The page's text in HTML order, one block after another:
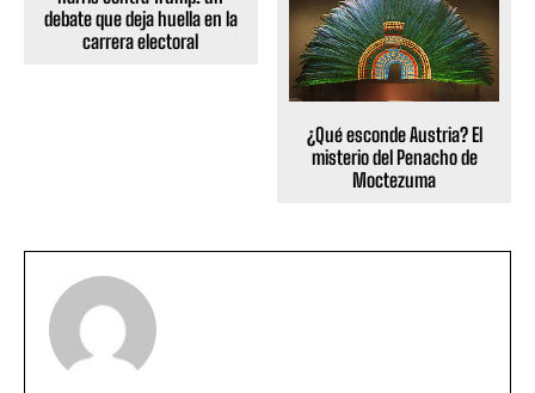
debate que deja huella en la
carrera electoral
¿Qué esconde Austria? El
misterio del Penacho de
Moctezuma